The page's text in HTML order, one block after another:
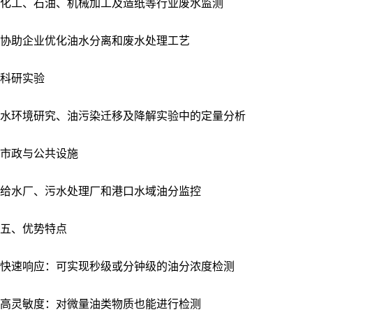
化工、石油、机械加工及造纸等行业废水监测
协助企业优化油水分离和废水处理工艺
科研实验
水环境研究、油污染迁移及降解实验中的定量分析
市政与公共设施
给水厂、污水处理厂和港口水域油分监控
五、优势特点
快速响应：可实现秒级或分钟级的油分浓度检测
高灵敏度：对微量油类物质也能进行检测